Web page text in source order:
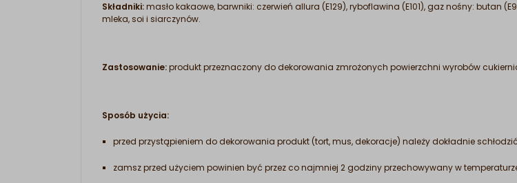
Składniki:masło kakaowe, barwniki: czerwień allura (E129), ryboflawina (E101), gaz nośny: butan
mleka, soi i siarczynów.
Zastosowanie:produkt przeznaczony do dekorowania zmrożonych powierzchni wyrobów
Sposób użycia:
przed przystąpieniem do dekorowania produkt (tort, mus, dekoracje) należy dokładnie schłodzić
zamsz przed użyciem powinien być przez co najmniej 2 godziny przechowywany w